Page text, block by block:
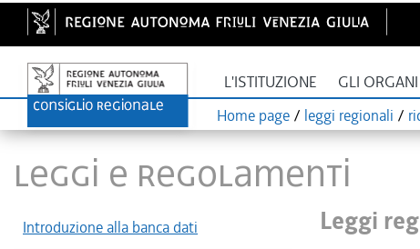
L'ISTITUZIONE GLI ORGANI
Home page / leggi regionali /
LEGGI E REGOLAMENTI
Introduzione alla banca dati Leggi